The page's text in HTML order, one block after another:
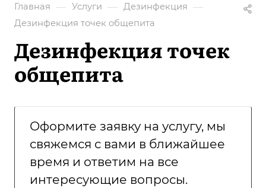
Главная — Услуги — Дезинфекция —
Дезинфекция точек общепита
Дезинфекция точек
общепита
Оформите заявку на услугу, мы
свяжемся с вами в ближайшее
время и ответим на все
интересующие вопросы.